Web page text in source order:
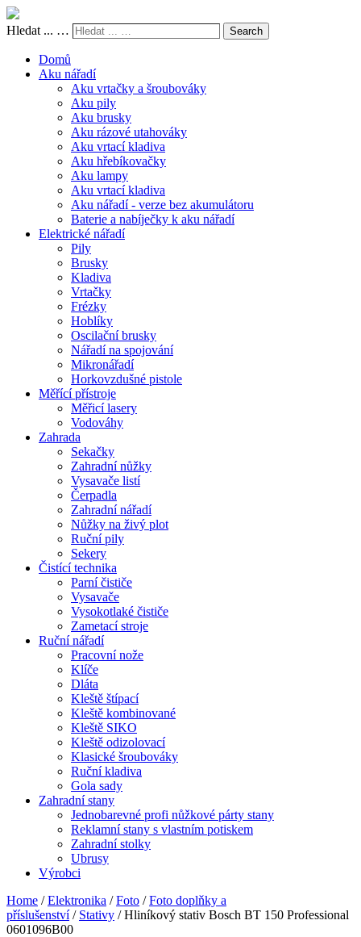
Hledat ... … Search
Domů
Aku nářadí
Aku vrtačky a šroubováky
Aku pily
Aku brusky
Aku rázové utahováky
Aku vrtací kladiva
Aku hřebíkovačky
Aku lampy
Aku vrtací kladiva
Aku nářadí - verze bez akumulátoru
Baterie a nabíječky k aku nářadí
Elektrické nářadí
Pily
Brusky
Kladiva
Vrtačky
Frézky
Hoblíky
Oscilační brusky
Nářadí na spojování
Mikronářadí
Horkovzdušné pistole
Měřící přístroje
Měřicí lasery
Vodováhy
Zahrada
Sekačky
Zahradní nůžky
Vysavače listí
Čerpadla
Zahradní nářadí
Nůžky na živý plot
Ruční pily
Sekery
Čistící technika
Parní čističe
Vysavače
Vysokotlaké čističe
Zametací stroje
Ruční nářadí
Pracovní nože
Klíče
Dláta
Kleště štípací
Kleště kombinované
Kleště SIKO
Kleště odizolovací
Klasické šroubováky
Ruční kladiva
Gola sady
Zahradní stany
Jednobarevné profi nůžkové párty stany
Reklamní stany s vlastním potiskem
Zahradní stolky
Ubrusy
Výrobci
Home /Elektronika /Foto /Foto doplňky a
příslušenství/ Stativy / Hliníkový stativ Bosch BT 150 Professional
0601096B00